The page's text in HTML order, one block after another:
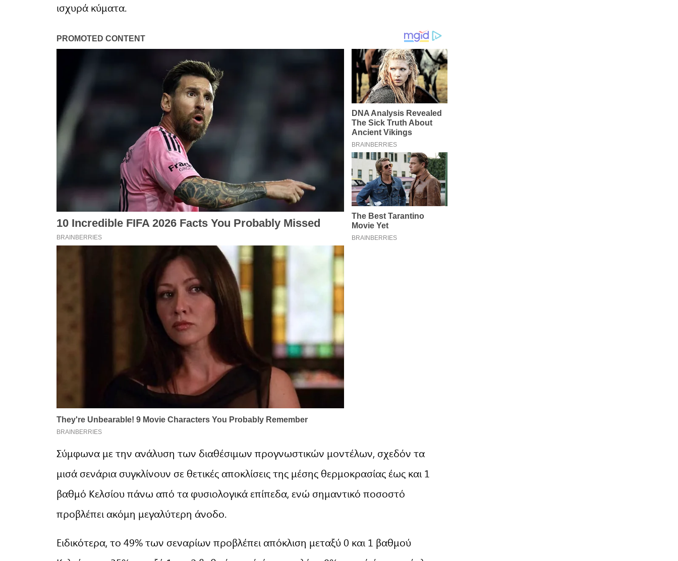
ισχυρά κύματα.
Σύμφωνα με την ανάλυση των διαθέσιμων προγνωστικών μοντέλων, σχεδόν τα
μισά σενάρια συγκλίνουν σε θετικές αποκλίσεις της μέσης θερμοκρασίας έως και 1
βαθμό Κελσίου πάνω από τα φυσιολογικά επίπεδα, ενώ σημαντικό ποσοστό
προβλέπει ακόμη μεγαλύτερη άνοδο.
Ειδικότερα, το 49% των σεναρίων προβλέπει απόκλιση μεταξύ 0 και 1 βαθμού